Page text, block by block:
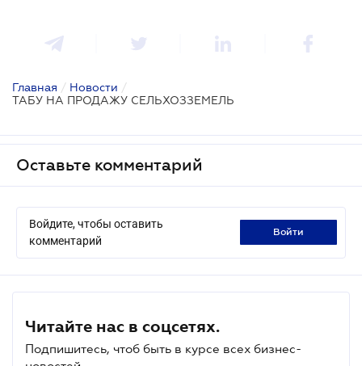
Главная / Новости /
ТАБУ НА ПРОДАЖУ СЕЛЬХОЗЗЕМЕЛЬ
Оставьте комментарий
Войдите, чтобы оставить
комментарий
войти
Читайте нас в соцсетях.
Подпишитесь, чтоб быть в курсе всех бизнес-